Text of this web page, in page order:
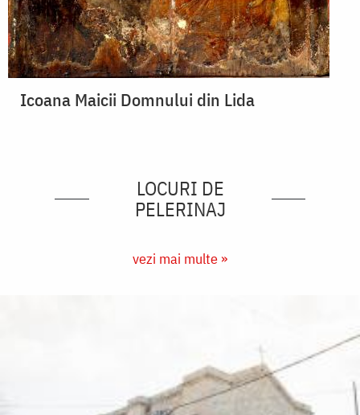
Icoana Maicii Domnului din Lida
LOCURI DE
PELERINAJ
vezi mai multe »